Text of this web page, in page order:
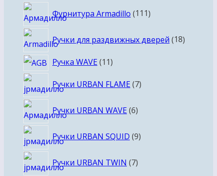
Фурнитура Armadillo 111111
Ручки для раздвижных дверей 1818
Ручка WAVE 1111
Ручки URBAN FLAME 77
Ручки URBAN WAVE 66
Ручки URBAN SQUID 99
Ручки URBAN TWIN 77